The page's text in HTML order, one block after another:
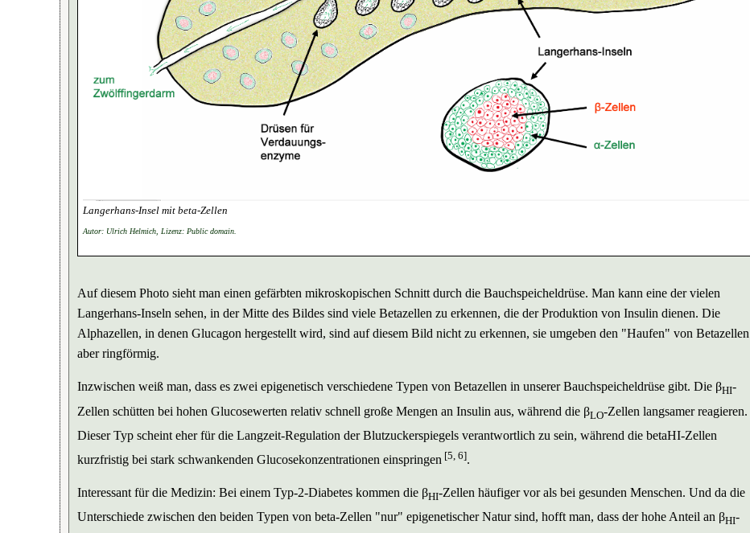
Langerhans-Insel mit beta-Zellen
Autor: Ulrich Helmich, Lizenz: Public domain.
Auf diesem Photo sieht man einen gefärbten mikroskopischen Schnitt durch die Bauchspeicheldrüse. Man kann eine der vielen
Langerhans-Inseln sehen, in der Mitte des Bildes sind viele Betazellen zu erkennen, die der Produktion von Insulin dienen. Die
Alphazellen, in denen Glucagon hergestellt wird, sind auf diesem Bild nicht zu erkennen, sie umgeben den "Haufen" von Betazellen
aber ringförmig.
Inzwischen weiß man, dass es zwei epigenetisch verschiedene Typen von Betazellen in unserer Bauchspeicheldrüse gibt. Die βHI-
Zellen schütten bei hohen Glucosewerten relativ schnell große Mengen an Insulin aus, während die βLO-Zellen langsamer reagieren.
Dieser Typ scheint eher für die Langzeit-Regulation der Blutzuckerspiegels verantwortlich zu sein, während die betaHI-Zellen
kurzfristig bei stark schwankenden Glucosekonzentrationen einspringen [5, 6].
Interessant für die Medizin: Bei einem Typ-2-Diabetes kommen die βHI-Zellen häufiger vor als bei gesunden Menschen. Und da die
Unterschiede zwischen den beiden Typen von beta-Zellen "nur" epigenetischer Natur sind, hofft man, dass der hohe Anteil an βHI-